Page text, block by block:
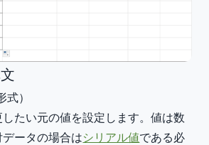
式）
したい元の値を設定します。値は数
ータの場合はシリアル値である必